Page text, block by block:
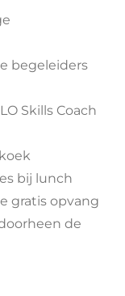
begeleiders
Skills Coach
bij lunch
gratis opvang
de